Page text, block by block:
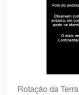
Rotação da Terra